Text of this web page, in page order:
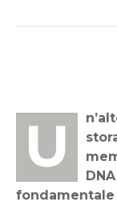
Un’alternativa agli attuali dispositivi di